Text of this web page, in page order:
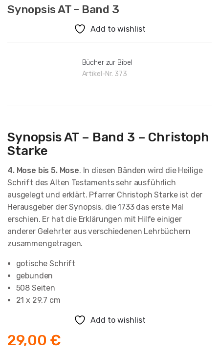
Synopsis AT – Band 3
Add to wishlist
Bücher zur Bibel
Artikel-Nr. 373
Synopsis AT – Band 3 – Christoph
Starke
4. Mose bis 5. Mose. In diesen Bänden wird die Heilige
Schrift des Alten Testaments sehr ausführlich
ausgelegt und erklärt. Pfarrer Christoph Starke ist der
Herausgeber der Synopsis, die 1733 das erste Mal
erschien. Er hat die Erklärungen mit Hilfe einiger
anderer Gelehrter aus verschiedenen Lehrbüchern
zusammengetragen.
gotische Schrift
gebunden
508 Seiten
21 x 29,7 cm
Add to wishlist
29,00 €